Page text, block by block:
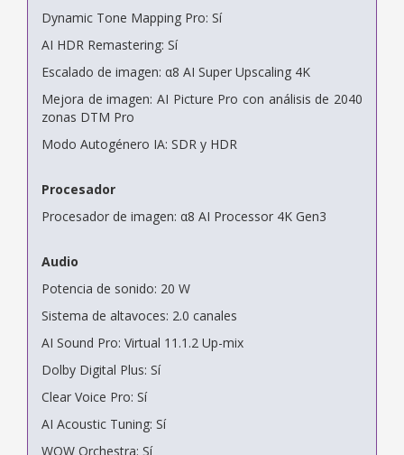
Dynamic Tone Mapping Pro: Sí
AI HDR Remastering: Sí
Escalado de imagen: α8 AI Super Upscaling 4K
Mejora de imagen: AI Picture Pro con análisis de 2040
zonas DTM Pro
Modo Autogénero IA: SDR y HDR
Procesador
Procesador de imagen: α8 AI Processor 4K Gen3
Audio
Potencia de sonido: 20 W
Sistema de altavoces: 2.0 canales
AI Sound Pro: Virtual 11.1.2 Up-mix
Dolby Digital Plus: Sí
Clear Voice Pro: Sí
AI Acoustic Tuning: Sí
WOW Orchestra: Sí